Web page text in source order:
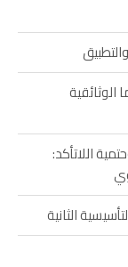
الوثائقية
اللاتأكد:
الثانية